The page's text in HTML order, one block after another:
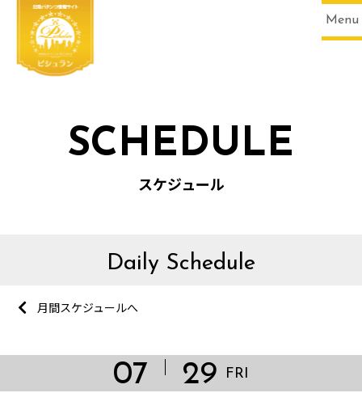
Menu
SCHEDULE
スケジュール
Daily Schedule
月間スケジュールへ
07 29 FRI